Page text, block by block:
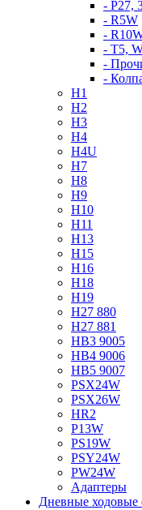
- P27,
- R5W
-
- T5,
-
-
H1
H2
H3
H4
H4U
H7
H8
H9
H10
H11
H13
H15
H16
H18
H19
H27 880
H27 881
HB3 9005
HB4 9006
HB5 9007
PSX24W
PSX26W
HR2
P13W
PS19W
PSY24W
PW24W
Адаптеры
Дневные ходовые